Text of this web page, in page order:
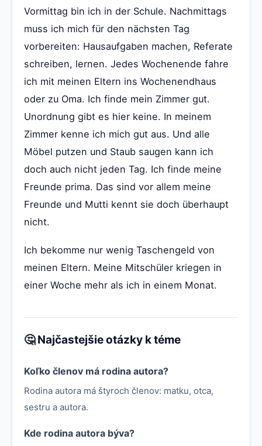
Vormittag bin ich in der Schule. Nachmittags
muss ich mich für den nächsten Tag
vorbereiten: Hausaufgaben machen, Referate
schreiben, lernen. Jedes Wochenende fahre
ich mit meinen Eltern ins Wochenendhaus
oder zu Oma. Ich finde mein Zimmer gut.
Unordnung gibt es hier keine. In meinem
Zimmer kenne ich mich gut aus. Und alle
Möbel putzen und Staub saugen kann ich
doch auch nicht jeden Tag. Ich finde meine
Freunde prima. Das sind vor allem meine
Freunde und Mutti kennt sie doch überhaupt
nicht.
Ich bekomme nur wenig Taschengeld von
meinen Eltern. Meine Mitschüler kriegen in
einer Woche mehr als ich in einem Monat.
🤔 Najčastejšie otázky k téme
Koľko členov má rodina autora?
Rodina autora má štyroch členov: matku, otca,
sestru a autora.
Kde rodina autora býva?